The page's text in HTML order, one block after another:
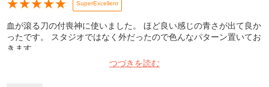
★★★★★ SuperExcellent
血が滾る刀の付喪神に使いました。 ほど良い感じの青さが出て良か
ったです。 スタジオではなく外だったので色んなパターン置いてお
きます。
つづきを読む